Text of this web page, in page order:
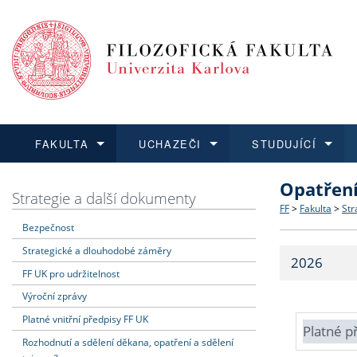
FAKULTA
Dozvědět se více
Struktura
Strategie
Fakultní
UCHAZEČI
Podat přihlášku
Co
Učitelské
STUDUJÍCÍ
Dozvědět se více
Dozvědět se více
O vědě a
Dozvědět se více
Aktuální
Strategie a další dokumenty
Bezpečnost
Strategické a dlouhodobé záměry
FF UK pro udržitelnost
Výroční zprávy
Platné vnitřní předpisy FF UK
Rozhodnutí a sdělení děkana, opatření a sdělení
FF > Fakulta >
2026
Platné